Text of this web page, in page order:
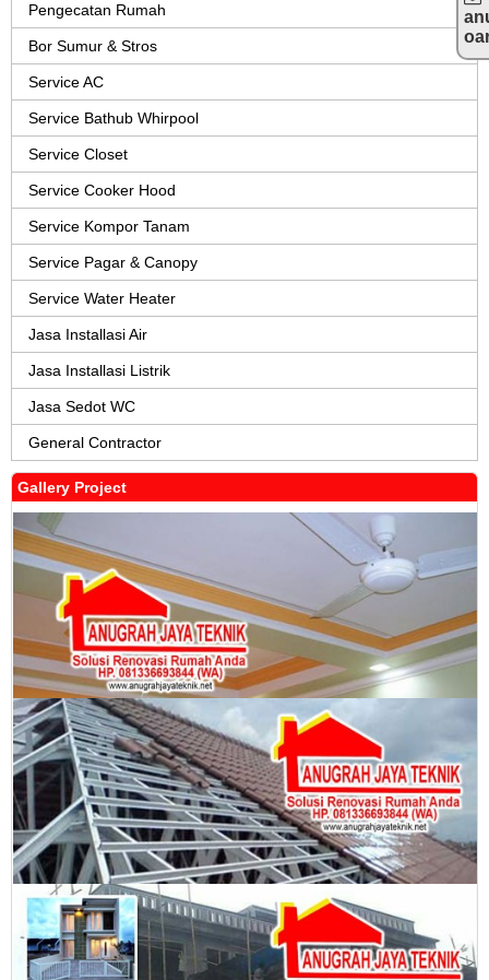
Pengecatan Rumah
Bor Sumur & Stros
Service AC
Service Bathub Whirpool
Service Closet
Service Cooker Hood
Service Kompor Tanam
Service Pagar & Canopy
Service Water Heater
Jasa Installasi Air
Jasa Installasi Listrik
Jasa Sedot WC
General Contractor
Gallery Project